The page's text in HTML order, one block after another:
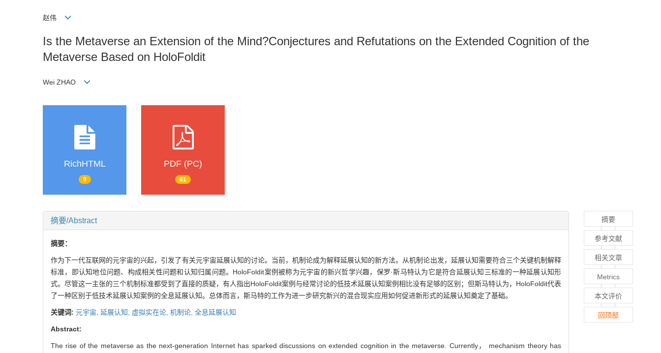
赵伟
Is the Metaverse an Extension of the Mind?Conjectures and Refutations on the Extended Cognition of the
Metaverse Based on HoloFoldit
Wei ZHAO
RichHTML
9
PDF (PC)
81
摘要/Abstract
摘要：
作为下一代互联网的元宇宙的兴起，引发了有关元宇宙延展认知的讨论。当前，机制论成为解释延展认知的新方法。从机制论出发，延展认知需要符合三个关键机制解释
标准，即认知地位问题、构成相关性问题和认知归属问题。HoloFoldit案例被称为元宇宙的新兴哲学兴趣，保罗·斯马特认为它是符合延展认知三标准的一种延展认知形
式。尽管这一主张的三个机制标准都受到了直接的质疑，有人指出HoloFoldit案例与经常讨论的低技术延展认知案例相比没有足够的区别；但斯马特认为，HoloFoldit代表
了一种区别于低技术延展认知案例的全息延展认知。总体而言，斯马特的工作为进一步研究新兴的混合现实应用如何促进新形式的延展认知奠定了基础。
关键词: 元宇宙, 延展认知, 虚拟实在论, 机制论, 全息延展认知
Abstract:
The rise of the metaverse as the next-generation Internet has sparked discussions on extended cognition in the metaverse. Currently， mechanism theory has
摘要
参考文献
相关文章
Metrics
本文评价
回顶部